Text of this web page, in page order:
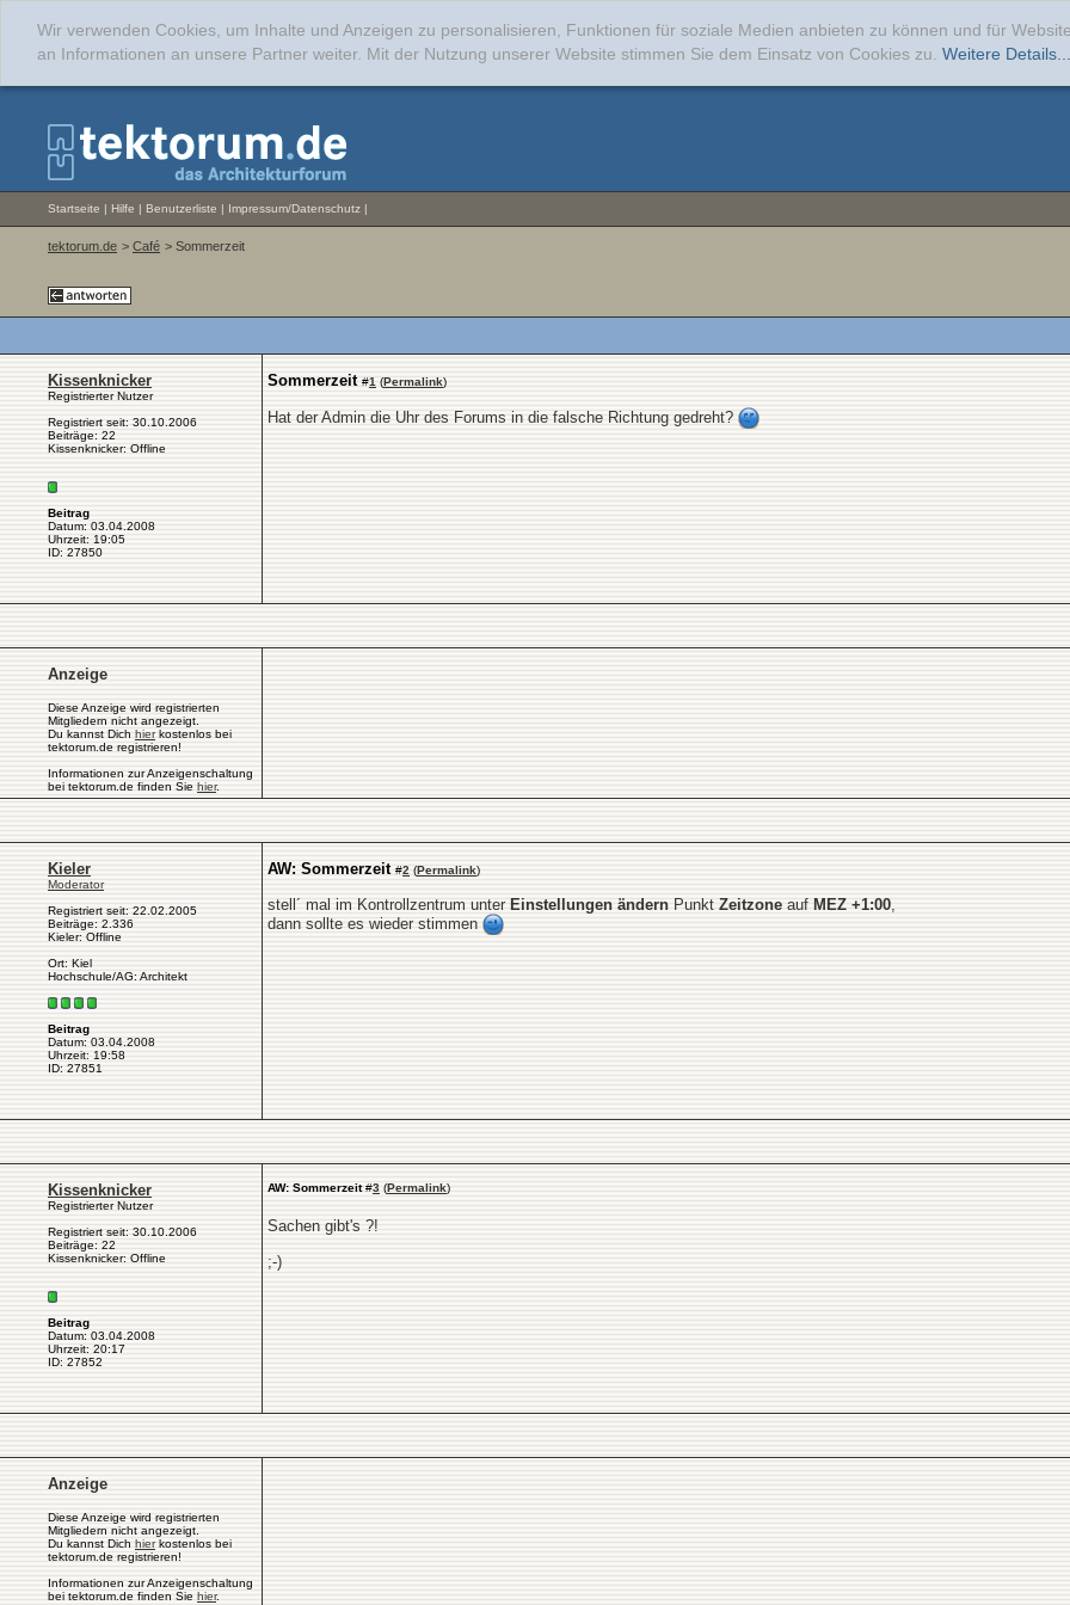
Wir verwenden Cookies, um Inhalte und Anzeigen zu personalisieren, Funktionen für soziale Medien anbieten zu können und für
an Informationen an unsere Partner weiter. Mit der Nutzung unserer Website stimmen Sie dem Einsatz von Cookies zu. Weitere Details...
Startseite | Hilfe | Benutzerliste | Impressum/Datenschutz |
tektorum.de > Café > Sommerzeit
Kissenknicker
Registrierter Nutzer
Registriert seit: 30.10.2006
Beiträge: 22
Kissenknicker: Offline
Beitrag
Datum: 03.04.2008
Uhrzeit: 19:05
ID: 27850
Sommerzeit #1 (Permalink)
Hat der Admin die Uhr des Forums in die falsche Richtung gedreht?
Anzeige
Diese Anzeige wird registrierten
Mitgliedern nicht angezeigt.
Du kannst Dich hierkostenlos bei
tektorum.de registrieren!
Informationen zur Anzeigenschaltung
bei tektorum.de finden Sie hier.
Kieler
Moderator
Registriert seit: 22.02.2005
Beiträge: 2.336
Kieler: Offline
Ort: Kiel
Hochschule/AG: Architekt
Beitrag
Datum: 03.04.2008
Uhrzeit: 19:58
ID: 27851
AW: Sommerzeit #2 (Permalink)
stell´ mal im Kontrollzentrum unter Einstellungen ändern Punkt Zeitzone auf MEZ +1:00,
dann sollte es wieder stimmen
Kissenknicker
Registrierter Nutzer
Registriert seit: 30.10.2006
Beiträge: 22
Kissenknicker: Offline
Beitrag
Datum: 03.04.2008
Uhrzeit: 20:17
ID: 27852
AW: Sommerzeit#3 (Permalink)
Sachen gibt's ?!
;-)
Anzeige
Diese Anzeige wird registrierten
Mitgliedern nicht angezeigt.
Du kannst Dich hierkostenlos bei
tektorum.de registrieren!
Informationen zur Anzeigenschaltung
bei tektorum.de finden Sie hier.